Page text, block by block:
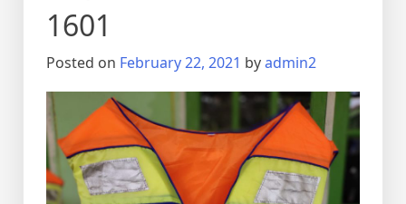
1601
Posted on February 22, 2021 byadmin2